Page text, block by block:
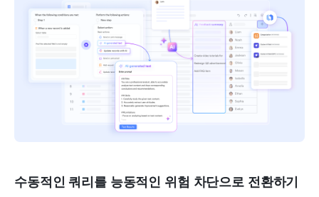
수동적인 쿼리를 능동적인 위험 차단으로 전환하기